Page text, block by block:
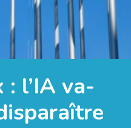
l’IA va-